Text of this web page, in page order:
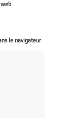
le navigateur